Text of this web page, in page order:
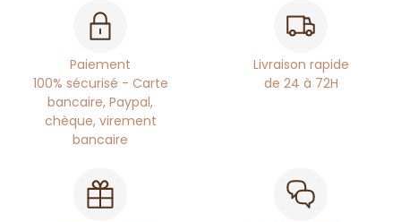
Paiement
100% sécurisé - Carte
bancaire, Paypal,
chèque, virement
bancaire
Livraison rapide
de 24 à 72H